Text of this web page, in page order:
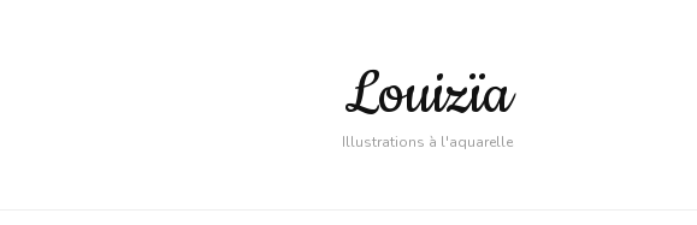
Louizïa
Illustrations à l'aquarelle